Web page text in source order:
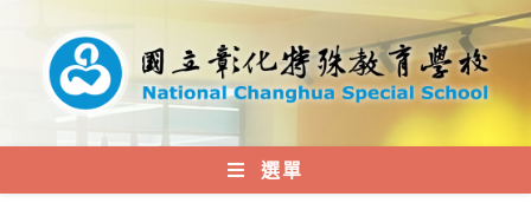
內
選單